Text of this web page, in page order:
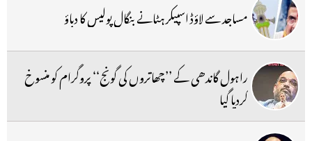
مساجد سے لاؤڈ اسپیکر ہٹانے بنگال پولیس کا دباؤ
راہول گاندھی کے ’’چھاتروں کی گونج‘‘ پروگرام کو منسوخ
کردیا گیا